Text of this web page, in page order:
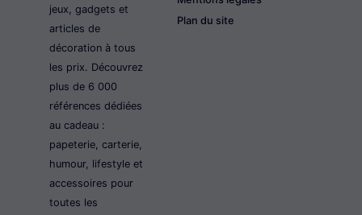
jeux, gadgets et
articles de
décoration à tous
les prix. Découvrez
plus de 6 000
références dédiées
au cadeau :
papeterie, carterie,
humour, lifestyle et
accessoires pour
toutes les
Plan du site